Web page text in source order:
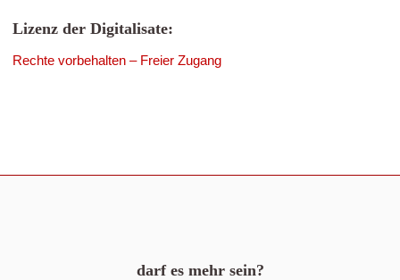
Lizenz der Digitalisate:
Rechte vorbehalten – Freier Zugang
darf es mehr sein?